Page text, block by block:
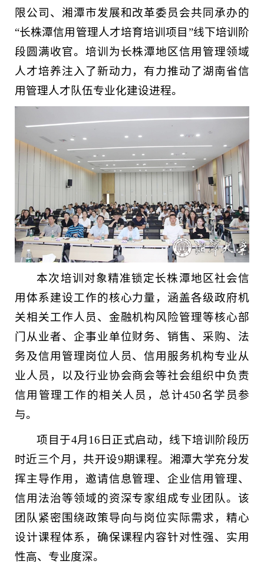
限公司、湘潭市发展和改革委员会共同承办的
“长株潭信用管理人才培育培训项目”线下培训阶
段圆满收官。培训为长株潭地区信用管理领域
人才培养注入了新动力，有力推动了湖南省信
用管理人才队伍专业化建设进程。
本次培训对象精准锁定长株潭地区社会信
用体系建设工作的核心力量，涵盖各级政府机
关相关工作人员、金融机构风险管理等核心部
门从业者、企事业单位财务、销售、采购、法
务及信用管理岗位人员、信用服务机构专业从
业人员，以及行业协会商会等社会组织中负责
信用管理工作的相关人员，总计450名学员参
与。
项目于4月16日正式启动，线下培训阶段历
时近三个月，共开设9期课程。湘潭大学充分发
挥主导作用，邀请信息管理、企业信用管理、
信用法治等领域的资深专家组成专业团队。该
团队紧密围绕政策导向与岗位实际需求，精心
设计课程体系，确保课程内容针对性强、实用
性高、专业度深。